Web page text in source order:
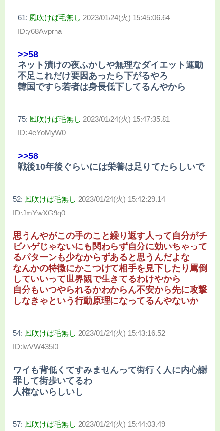
61: 風吹けば毛無し 2023/01/24(火) 15:45:06.64
ID:y68Avprha
>>58
ネット漬けの夜ふかしや無理なダイエット運動
不足これだけ要因あったら下がるやろ
韓国ですら若者は身長低下してるんやから
75: 風吹けば毛無し 2023/01/24(火) 15:47:35.81
ID:l4eYoMyW0
>>58
戦後10年後ぐらいには栄養は足りてたらしいで
52: 風吹けば毛無し 2023/01/24(火) 15:42:29.14
ID:JmYwXG9q0
思うんやがこの手のこと繰り返す人って自分がチ
ビハゲじゃないにも関わらず自分に効いちゃって
るパターンも少なからずあると思うんだよな
なんかの特徴にかこつけて相手を見下したり罵倒
していいって世界観で生きてるわけやから
自分もいつやられるかわからん不安から先に攻撃
しなきゃという行動原理になってるんやないか
54: 風吹けば毛無し 2023/01/24(火) 15:43:16.52
ID:lwVW435I0
ワイも背低くてすみませんって街行く人に内心謝
罪して街歩いてるわ
人権ないらしいし
57: 風吹けば毛無し 2023/01/24(火) 15:44:03.49